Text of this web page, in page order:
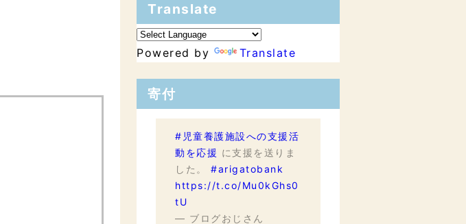
Translate
Powered by Translate
寄付
#児童養護施設への支援活
動を応援 に支援を送りま
した。 #arigatobank
https://t.co/Mu0kGhs0
tU
— ブログおじさん